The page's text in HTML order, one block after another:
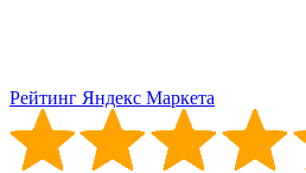
Рейтинг Яндекс Маркета